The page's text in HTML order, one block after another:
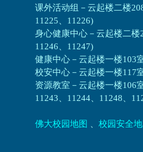
课外活动组 － 云起楼二楼
11225、11226)
身心健康中心 － 云起楼二楼
11246、11247)
健康中心－ 云起楼一楼103
校安中心－ 云起楼一楼117
资源教室 － 云起楼一楼106
11243、11244、11248、
佛大校园地图 校园安全地